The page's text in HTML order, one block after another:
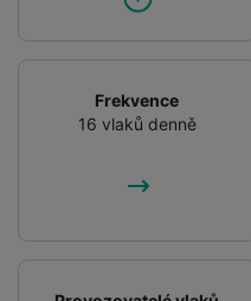
Frekvence
16 vlaků denně